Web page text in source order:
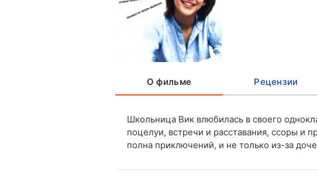
О фильме Рецензии
Школьница Вик влюбилась в своего
поцелуи, встречи и расставания, ссоры и
полна приключений, и не только из-за